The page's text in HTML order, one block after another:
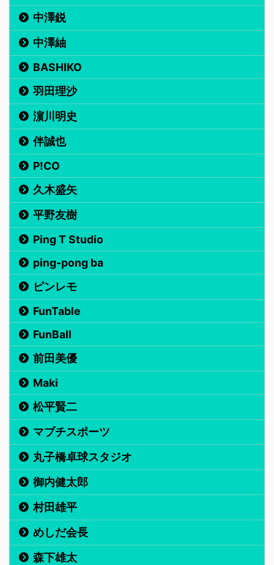
中澤鋭
中澤紬
BASHIKO
羽田理沙
濵川明史
伴誠也
P!CO
久木盛矢
平野友樹
Ping T Studio
ping-pong ba
ピンレモ
FunTable
FunBall
前田美優
Maki
松平賢二
マブチスポーツ
丸子橋卓球スタジオ
御内健太郎
村田雄平
めしだ会長
森下雄太